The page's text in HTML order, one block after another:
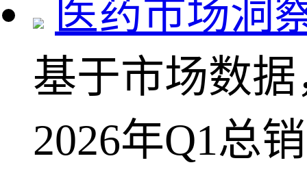
医药市场洞
基于市场数
2026年Q1总